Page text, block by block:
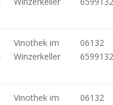
Vinothek im
Winzerkeller
06132
Vinothek im
06132